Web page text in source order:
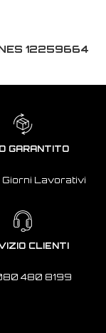
12259664
GARANTITO
Giorni Lavorativi
CLIENTI
480 8199